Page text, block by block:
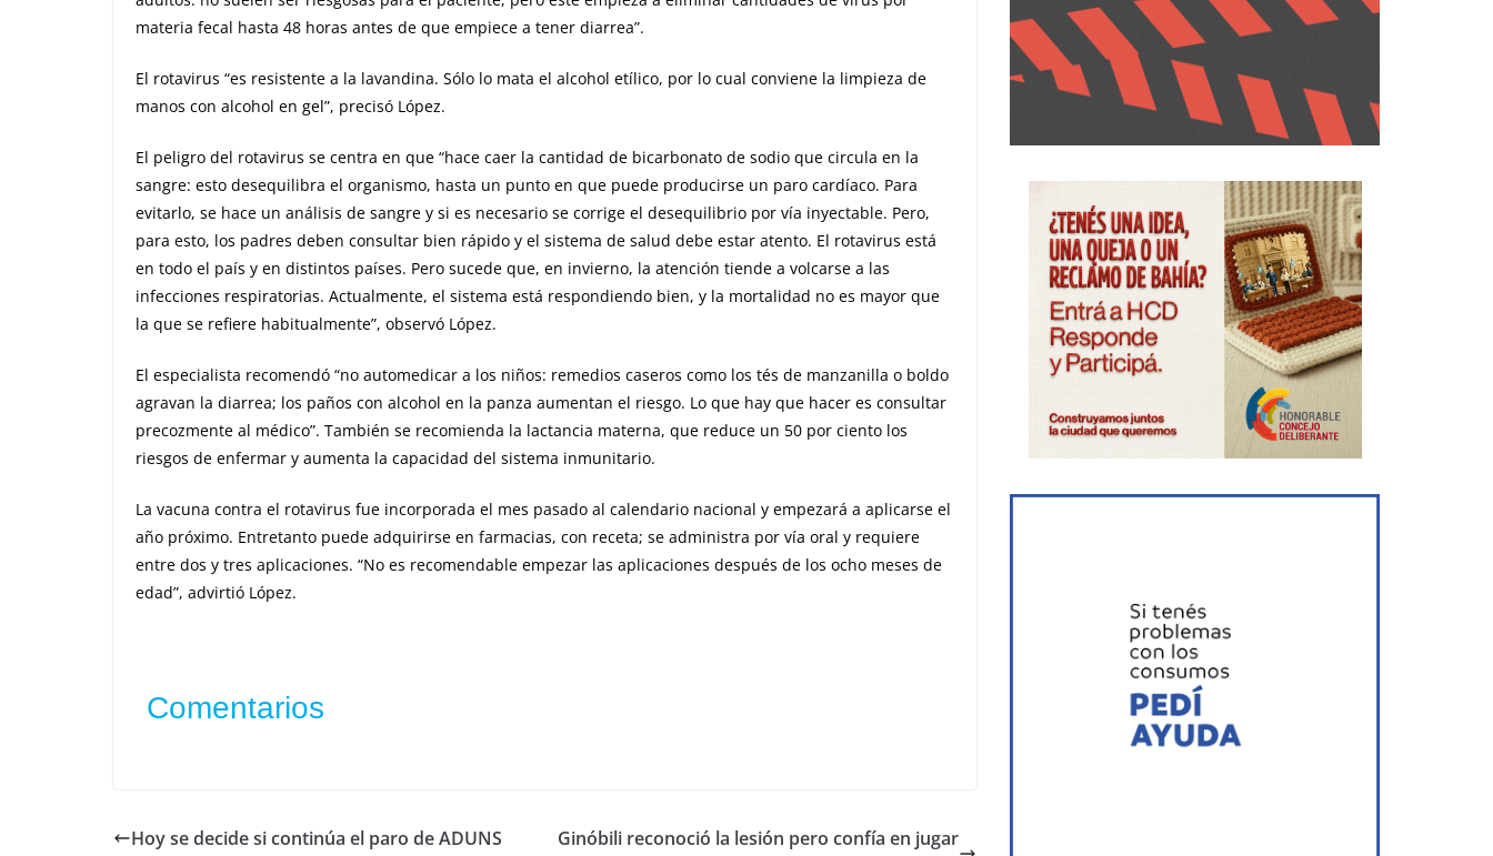
materia fecal hasta 48 horas antes de que empiece a tener diarrea”.
El rotavirus “es resistente a la lavandina. Sólo lo mata el alcohol etílico, por lo cual conviene la limpieza de
manos con alcohol en gel”, precisó López.
El peligro del rotavirus se centra en que “hace caer la cantidad de bicarbonato de sodio que circula en la
sangre: esto desequilibra el organismo, hasta un punto en que puede producirse un paro cardíaco. Para
evitarlo, se hace un análisis de sangre y si es necesario se corrige el desequilibrio por vía inyectable. Pero,
para esto, los padres deben consultar bien rápido y el sistema de salud debe estar atento. El rotavirus está
en todo el país y en distintos países. Pero sucede que, en invierno, la atención tiende a volcarse a las
infecciones respiratorias. Actualmente, el sistema está respondiendo bien, y la mortalidad no es mayor que
la que se refiere habitualmente”, observó López.
El especialista recomendó “no automedicar a los niños: remedios caseros como los tés de manzanilla o boldo
agravan la diarrea; los paños con alcohol en la panza aumentan el riesgo. Lo que hay que hacer es consultar
precozmente al médico”. También se recomienda la lactancia materna, que reduce un 50 por ciento los
riesgos de enfermar y aumenta la capacidad del sistema inmunitario.
La vacuna contra el rotavirus fue incorporada el mes pasado al calendario nacional y empezará a aplicarse el
año próximo. Entretanto puede adquirirse en farmacias, con receta; se administra por vía oral y requiere
entre dos y tres aplicaciones. “No es recomendable empezar las aplicaciones después de los ocho meses de
edad”, advirtió López.
Comentarios
Hoy se decide si continúa el paro de ADUNS
Ginóbili reconoció la lesión pero confía en jugar